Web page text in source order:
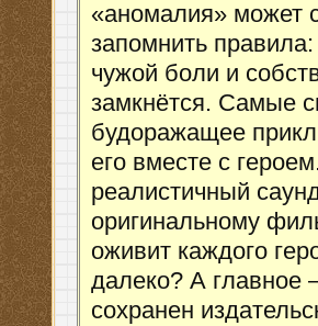
«аномалия» может
запомнить
чужой боли и
замкнётся. Самые
будоражащее
его вместе с
реалистичный
оригинальному
оживит каждого
далеко? А главное
сохранен